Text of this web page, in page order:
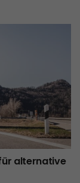
alternative